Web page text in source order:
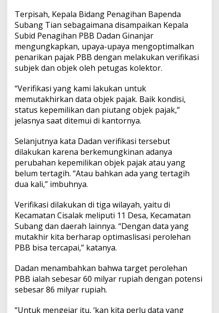
Terpisah, Kepala Bidang Penagihan Bapenda
Subang Tian sebagaimana disampaikan Kepala
Subid Penagihan PBB Dadan Ginanjar
mengungkapkan, upaya-upaya mengoptimalkan
penarikan pajak PBB dengan melakukan verifikasi
subjek dan objek oleh petugas kolektor.
“Verifikasi yang kami lakukan untuk
memutakhirkan data objek pajak. Baik kondisi,
status kepemilikan dan piutang objek pajak,”
jelasnya saat ditemui di kantornya.
Selanjutnya kata Dadan verifikasi tersebut
dilakukan karena berkemungkinan adanya
perubahan kepemilikan objek pajak atau yang
belum tertagih. “Atau bahkan ada yang tertagih
dua kali,” imbuhnya.
Verifikasi dilakukan di tiga wilayah, yaitu di
Kecamatan Cisalak meliputi 11 Desa, Kecamatan
Subang dan daerah lainnya. “Dengan data yang
mutakhir kita berharap optimaslisasi perolehan
PBB bisa tercapai,” katanya.
Dadan menambahkan bahwa target perolehan
PBB ialah sebesar 60 milyar rupiah dengan potensi
sebesar 86 milyar rupiah.
“Untuk mengejar itu, ‘kan kita perlu data yang